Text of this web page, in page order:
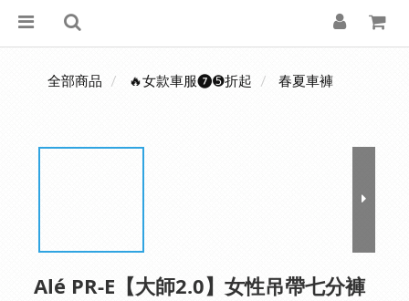
全部商品 🔥女款車服❼➎折起 春夏車褲
Alé PR-E【大師2.0】女性吊帶七分褲